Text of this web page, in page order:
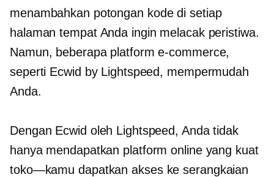
menambahkan potongan kode di setiap
halaman tempat Anda ingin melacak peristiwa.
Namun, beberapa platform e-commerce,
seperti Ecwid by Lightspeed, mempermudah
Anda.
Dengan Ecwid oleh Lightspeed, Anda tidak
hanya mendapatkan platform online yang kuat
toko—kamu dapatkan akses ke serangkaian